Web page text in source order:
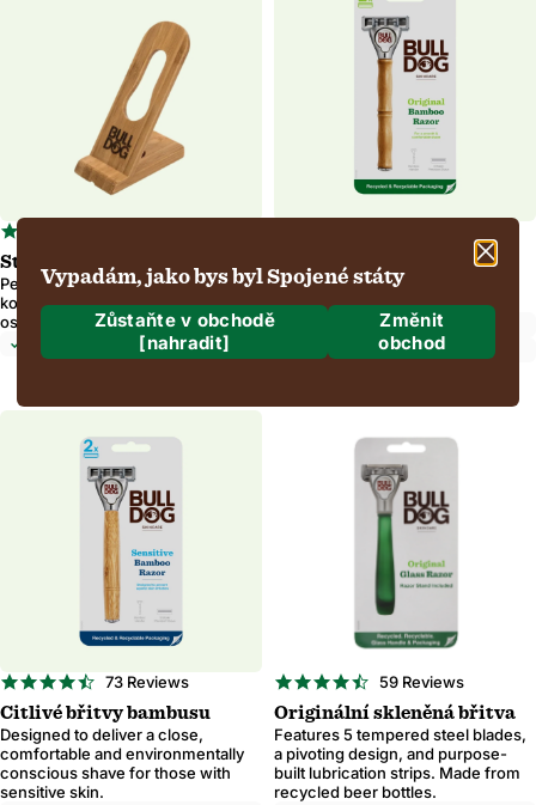
Vypadám, jako bys byl Spojené státy
Zůstaňte v obchodě
[nahradit]
Změnit
obchod
Region a jazyk
Potvrdit
Změna tam, kde odesíláte, může aktualizovat měnu, možnosti přepravy a
rating
Stojan Bambus
Perfektní příslušenství pro
koupelnu, aby vaše břitva vypadala
ostře.
ODPOVĚDNÝ BAMBUS
rating
Originální břitva bambusu
Přírodní rukojeť bambusu s 5
ocelovými lopatkami.
PŘESNÝ ZASTŘIHOVAČ
OTOČENÍ DESIGNU
4.6
star
rating
73 Reviews
Citlivé břitvy bambusu
Designed to deliver a close,
comfortable and environmentally
conscious shave for those with
sensitive skin.
4.7
star
rating
59 Reviews
Originální skleněná břitva
Features 5 tempered steel blades,
a pivoting design, and purpose-
built lubrication strips. Made from
recycled beer bottles.